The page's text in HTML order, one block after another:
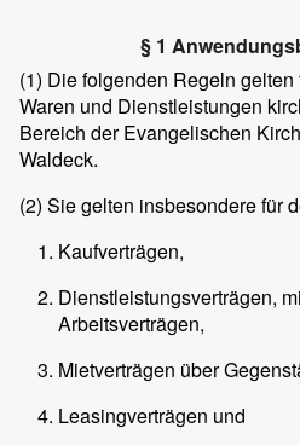
§ 1
(1) Die folgenden Regeln
Waren und Dienstleistungen
Bereich der Evangelischen
Waldeck.
(2) Sie gelten insbesondere für
Kaufverträgen,
Dienstleistungsverträgen,
Arbeitsverträgen,
Mietverträgen über
Leasingverträgen und